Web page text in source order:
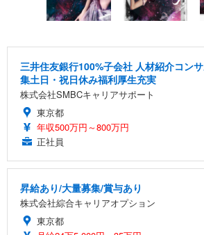
三井住友銀行100%子会社 人材紹介コン
集土日・祝日休み福利厚生充実
株式会社SMBCキャリアサポート
東京都
年収500万円～800万円
正社員
昇給あり/大量募集/賞与あり
株式会社綜合キャリアオプション
東京都